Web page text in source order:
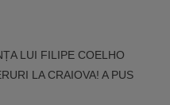
LUI FILIPE COELHO
LA CRAIOVA! A PUS